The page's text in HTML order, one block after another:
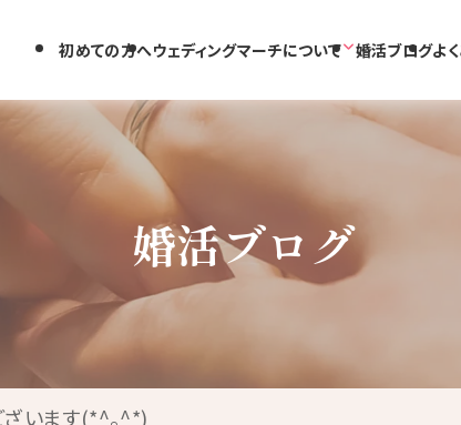
初めての方へウェディングマーチについて 婚活ブログよ
婚活ブログ
います(*^。^*)